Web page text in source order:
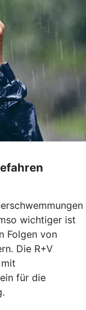
wichtiger ist
Folgen von
Die R+V
für die